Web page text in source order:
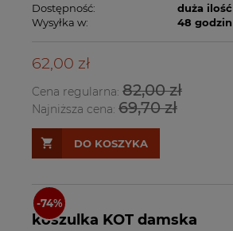
Dostępność:
duża ilość
Wysyłka w:
48 godzin
62,00 zł
Cena regularna: 82,00 zł
Najniższa cena: 69,70 zł
DO KOSZYKA
koszulka KOT damska